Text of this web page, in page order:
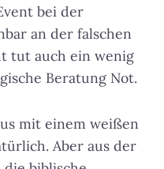
bei der
an der falschen
tut auch ein wenig
Beratung Not.
mit einem weißen
Aber aus der